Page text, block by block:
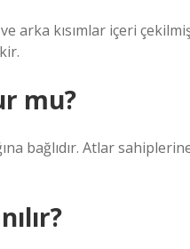
arka kısımlar içeri
mu?
bağlıdır. Atlar